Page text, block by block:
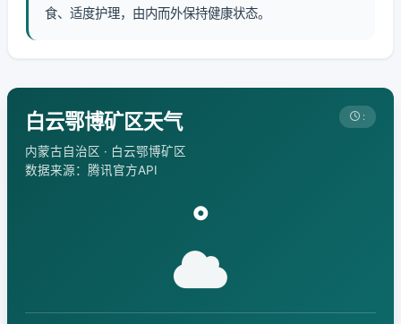
食、适度护理，由内而外保持健康状态。
白云鄂博矿区天气
内蒙古自治区 · 白云鄂博矿区
数据来源：腾讯官方API
:
°